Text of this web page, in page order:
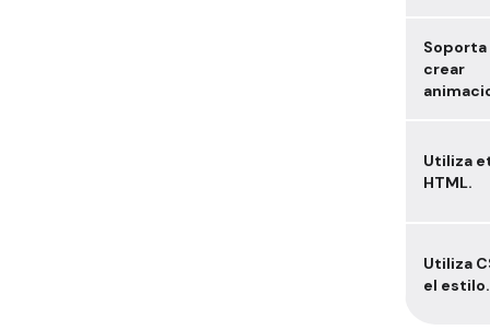
Soporta
crear
Utiliza
HTML.
Utiliza
el estilo.